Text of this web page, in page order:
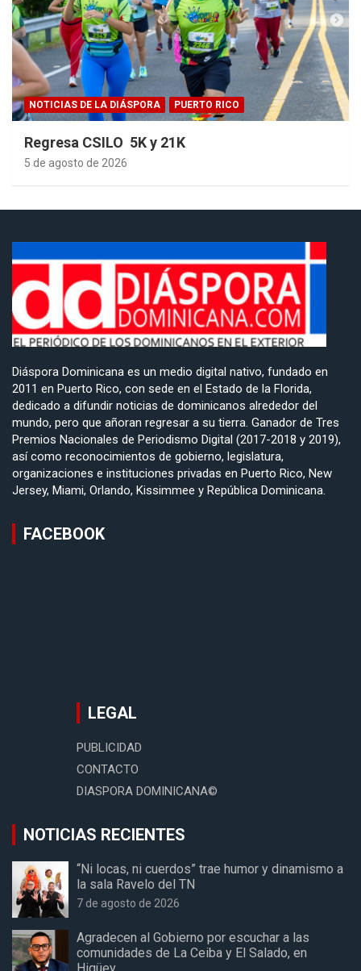
NOTICIAS DE LA DIÁSPORA PUERTO RICO
Regresa CSILO 5K y 21K
5 de agosto de 2026
Diáspora Dominicana es un medio digital nativo, fundado en
2011 en Puerto Rico, con sede en el Estado de la Florida,
dedicado a difundir noticias de dominicanos alrededor del
mundo, pero que añoran regresar a su tierra. Ganador de Tres
Premios Nacionales de Periodismo Digital (2017-2018 y 2019),
así como reconocimientos de gobierno, legislatura,
organizaciones e instituciones privadas en Puerto Rico, New
Jersey, Miami, Orlando, Kissimmee y República Dominicana.
FACEBOOK
LEGAL
PUBLICIDAD
CONTACTO
DIASPORA DOMINICANA©
NOTICIAS RECIENTES
“Ni locas, ni cuerdos” trae humor y dinamismo a
la sala Ravelo del TN
7 de agosto de 2026
Agradecen al Gobierno por escuchar a las
comunidades de La Ceiba y El Salado, en